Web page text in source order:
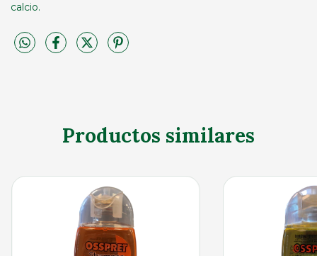
calcio.
Productos similares